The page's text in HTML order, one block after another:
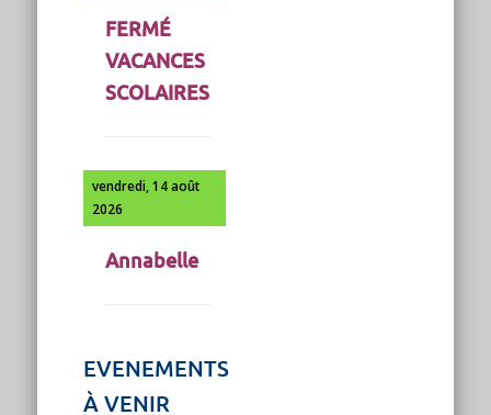
FERMÉ
VACANCES
SCOLAIRES
vendredi, 14 août
2026
Annabelle
EVENEMENTS
À VENIR